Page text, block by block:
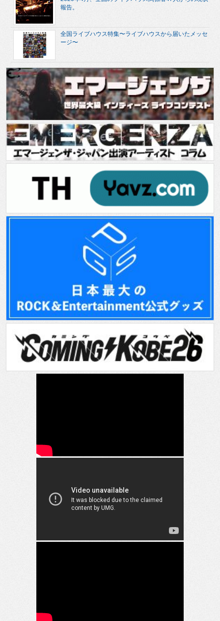
報告。
全国ライブハウス特集〜ライブハウスから届いたメッセ
ージ〜